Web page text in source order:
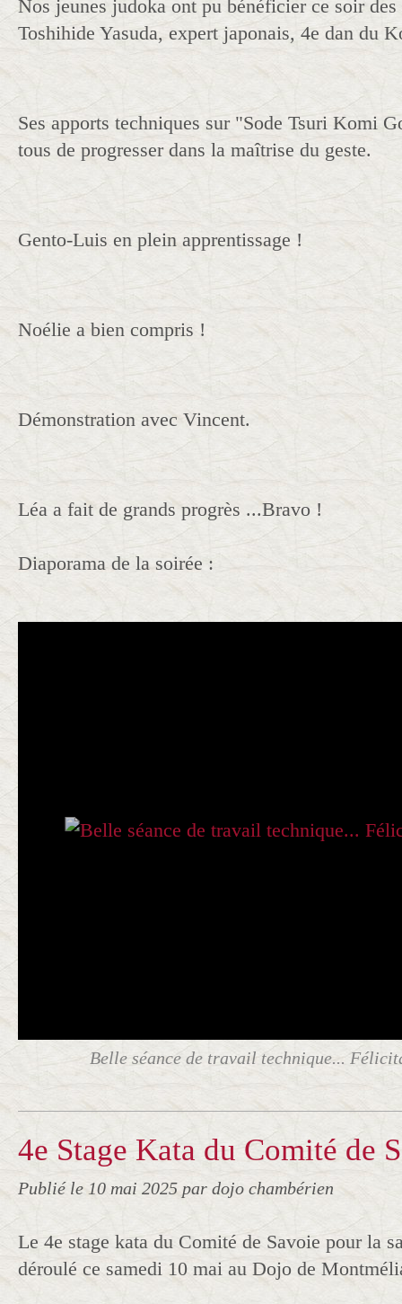
Nos jeunes judoka ont pu bénéficier ce soir
Toshihide Yasuda, expert japonais, 4e dan du
Ses apports techniques sur "Sode Tsuri Komi
tous de progresser dans la maîtrise du geste.
Gento-Luis en plein apprentissage !
Noélie a bien compris !
Démonstration avec Vincent.
Léa a fait de grands progrès ...Bravo !
Diaporama de la soirée :
Belle séance de travail technique...
4e Stage Kata du Comité de
Publié le 10 mai 2025 par dojo chambérien
Le 4e stage kata du Comité de Savoie pour la
déroulé ce samedi 10 mai au Dojo de